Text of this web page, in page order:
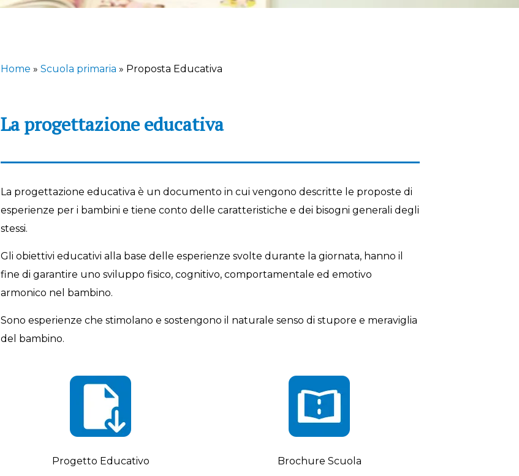
Home » Scuola primaria » Proposta Educativa
La progettazione educativa
La progettazione educativa è un documento in cui vengono descritte le proposte di
esperienze per i bambini e tiene conto delle caratteristiche e dei bisogni generali degli
stessi.
Gli obiettivi educativi alla base delle esperienze svolte durante la giornata, hanno il
fine di garantire uno sviluppo fisico, cognitivo, comportamentale ed emotivo
armonico nel bambino.
Sono esperienze che stimolano e sostengono il naturale senso di stupore e meraviglia
del bambino.
Progetto Educativo Brochure Scuola